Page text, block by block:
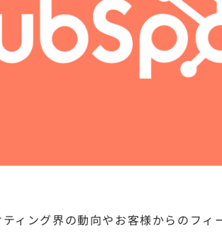
ィング界の動向やお客様からのフィ